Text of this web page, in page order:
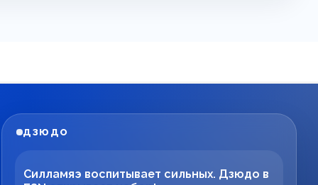
ДЗЮДО
Силламяэ воспитывает сильных. Дзюдо в